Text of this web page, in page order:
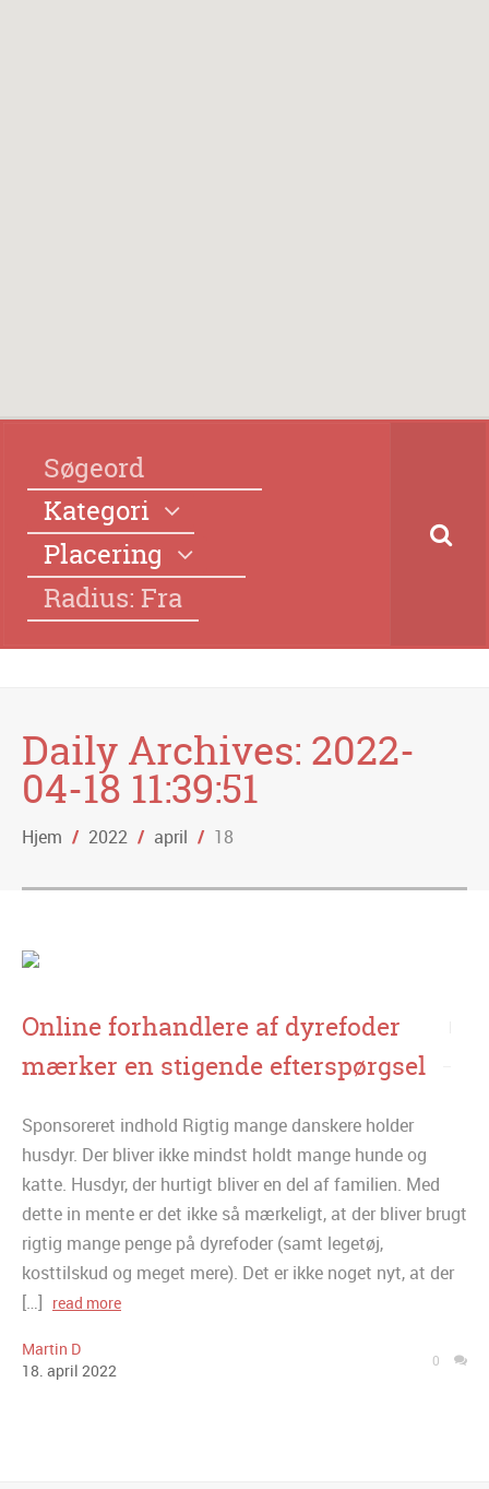
Kategori
Placering
Radius: Fra
Daily Archives: 2022-
04-18 11:39:51
Hjem / 2022 / april / 18
Online forhandlere af dyrefoder
mærker en stigende efterspørgsel
Sponsoreret indhold Rigtig mange danskere holder
husdyr. Der bliver ikke mindst holdt mange hunde og
katte. Husdyr, der hurtigt bliver en del af familien. Med
dette in mente er det ikke så mærkeligt, at der bliver brugt
rigtig mange penge på dyrefoder (samt legetøj,
kosttilskud og meget mere). Det er ikke noget nyt, at der
[…] read more
Martin D
18. april 2022 0